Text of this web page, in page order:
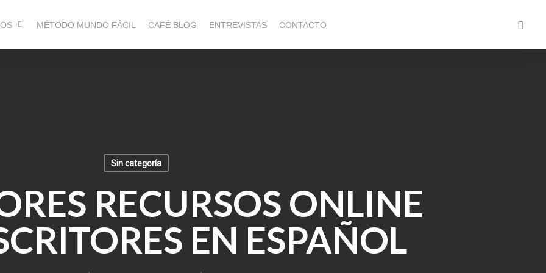
MÉTODO MUNDO FÁCIL CAFÉ BLOG ENTREVISTAS CONTACTO facebook
Sin categoría
RECURSOS ONLINE
EN ESPAÑOL